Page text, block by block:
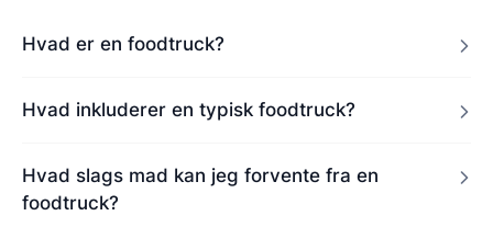
Hvad er en foodtruck?
Hvad inkluderer en typisk foodtruck?
Hvad slags mad kan jeg forvente fra en
foodtruck?